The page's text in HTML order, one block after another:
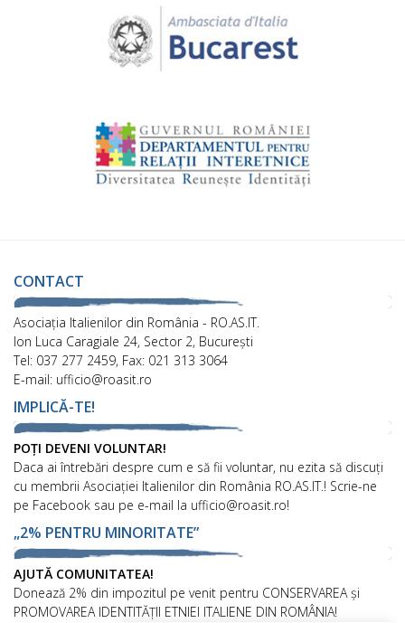
CONTACT
Asociaţia Italienilor din România - RO.AS.IT.
Ion Luca Caragiale 24, Sector 2, București
Tel: 037 277 2459, Fax: 021 313 3064
E-mail: ufficio@roasit.ro
IMPLICĂ-TE!
POȚI DEVENI VOLUNTAR!
Daca ai întrebări despre cum e să fii voluntar, nu ezita să discuți
cu membrii Asociației Italienilor din România RO.AS.IT.! Scrie-ne
pe Facebook sau pe e-mail la ufficio@roasit.ro!
„2% PENTRU MINORITATE”
AJUTĂ COMUNITATEA!
Donează 2% din impozitul pe venit pentru CONSERVAREA și
PROMOVAREA IDENTITĂȚII ETNIEI ITALIENE DIN ROMÂNIA!